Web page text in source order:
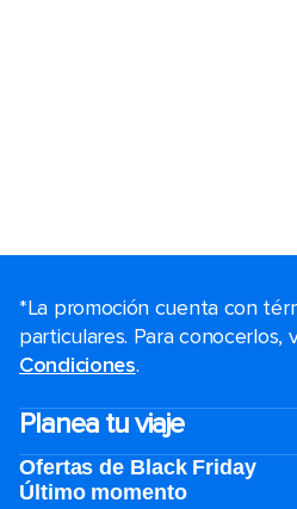
*La promoción cuenta con
particulares. Para conocerlos,
Condiciones.
Planea tu viaje
Ofertas de Black Friday
Último momento